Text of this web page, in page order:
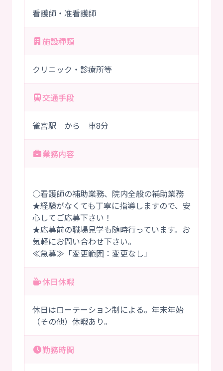
看護師・准看護師
施設種類
クリニック・診療所等
交通手段
雀宮駅 から 車8分
業務内容
○看護師の補助業務、院内全般の補助業務
★経験がなくても丁寧に指導しますので、安
心してご応募下さい！
★応募前の職場見学も随時行っています。お
気軽にお問い合わせ下さい。
≪急募≫「変更範囲：変更なし」
休日休暇
休日はローテーション制による。年末年始
（その他）休暇あり。
勤務時間